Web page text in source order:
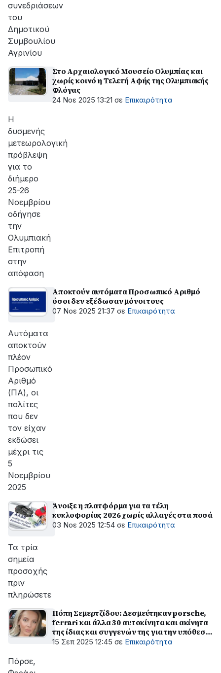
συνεδριάσεων
του
Δημοτικού
Συμβουλίου
Αγρινίου
Στο Αρχαιολογικό Μουσείο Ολυμπίας και
χωρίς κοινό η Τελετή Αφής της Ολυμπιακής
Φλόγας
24 Νοε 2025 13:21 σε Επικαιρότητα
Η
δυσμενής
μετεωρολογική
πρόβλεψη
για το
διήμερο
25-26
Νοεμβρίου
οδήγησε
την
Ολυμπιακή
Επιτροπή
στην
απόφαση
Αποκτούν αυτόματα Προσωπικό Αριθμό
όσοι δεν εξέδωσαν μόνοι τους
07 Νοε 2025 21:37 σε Επικαιρότητα
Αυτόματα
αποκτούν
πλέον
Προσωπικό
Αριθμό
(ΠΑ), οι
πολίτες
που δεν
τον είχαν
εκδώσει
μέχρι τις
5
Νοεμβρίου
2025
Άνοιξε η πλατφόρμα για τα τέλη
κυκλοφορίας 2026 χωρίς αλλαγές στα ποσά
03 Νοε 2025 12:54 σε Επικαιρότητα
Τα τρία
σημεία
προσοχής
πριν
πληρώσετε
Πόπη Σεμερτζίδου: Δεσμεύτηκαν porsche,
ferrari και άλλα 30 αυτοκίνητα και ακίνητα
της ίδιας και συγγενών της για την υπόθεση
του ΟΠΕΚΕΠΕ
15 Σεπ 2025 12:45 σε Επικαιρότητα
Πόρσε,